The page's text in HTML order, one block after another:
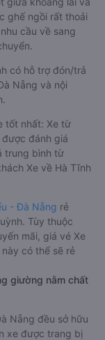
bí như các ghế
tiện nghi hiện
sách, hệ thống
khoang lái và
ghế ngồi rất thoải
cầu về sang
có hỗ trợ đón/trả
Nẵng và nội
tốt nhất: Xe từ
đánh giá
trung bình từ
Xe về Hà Tĩnh
- Đà Nẵngrẻ
Tùy thuộc
mãi, giá vé Xe
có thể sẽ rẻ
giường nằm chất